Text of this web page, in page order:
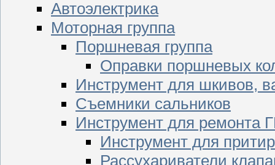
Автоэлектрика
Моторная группа
Поршневая группа
Оправки поршневых
Инструмент для шкивов,
Съемники сальников
Инструмент для ремонта
Инструмент для
Рассухариватели